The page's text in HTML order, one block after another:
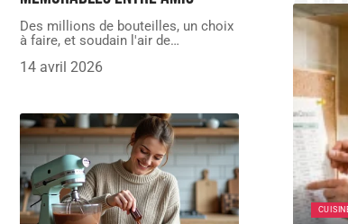
Des millions de bouteilles, un choix
à faire, et soudain l'air de…
14 avril 2026